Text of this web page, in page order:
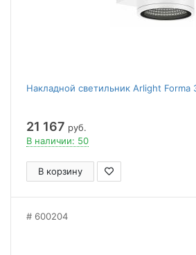
Накладной светильник Arlight Forma
21 167 руб.
В наличии: 50
В корзину
600204